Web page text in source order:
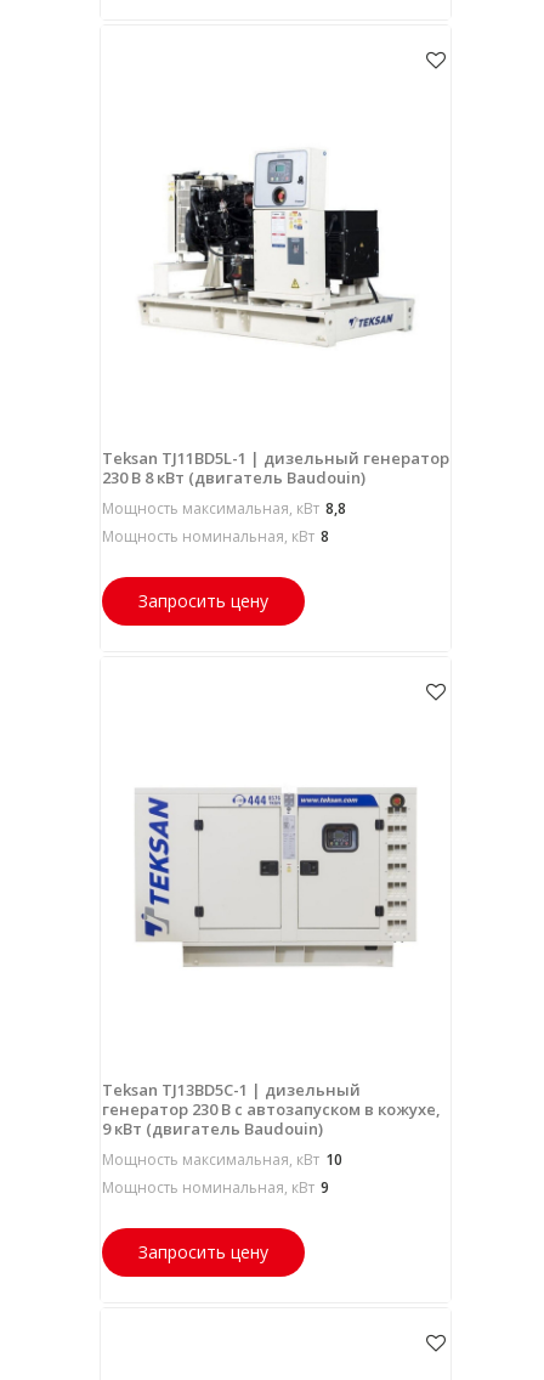
Teksan TJ11BD5L-1 | дизельный генератор
230 В 8 кВт (двигатель Baudouin)
Мощность максимальная, кВт 8,8
Мощность номинальная, кВт 8
Запросить цену
Teksan TJ13BD5C-1 | дизельный
генератор 230 В с автозапуском в кожухе,
9 кВт (двигатель Baudouin)
Мощность максимальная, кВт 10
Мощность номинальная, кВт 9
Запросить цену